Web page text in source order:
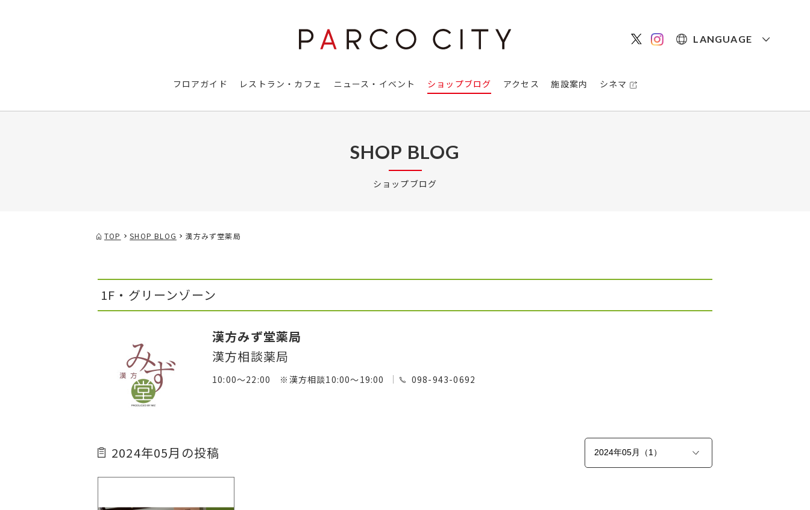
LANGUAGE
フロアガイド レストラン・カフェ ニュース・イベント ショップブログ アクセス 施設案内 シネマ
SHOP BLOG
ショップブログ
TOP SHOP BLOG 漢方みず堂薬局
1F・グリーンゾーン
漢方みず堂薬局
漢方相談薬局
10:00～22:00 ※漢方相談10:00～19:00 098-943-0692
2024年05月の投稿